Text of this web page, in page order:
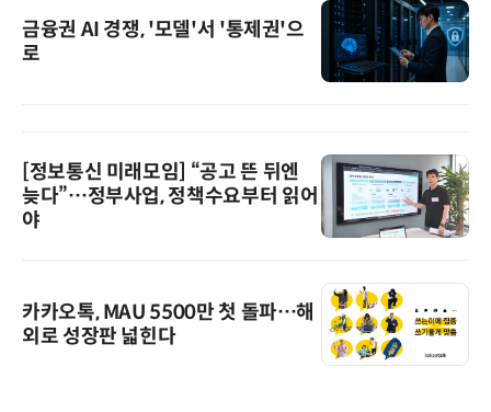
금융권 AI 경쟁, '모델'서 '통제권'으
로
[정보통신 미래모임] “공고 뜬 뒤엔
늦다”…정부사업, 정책수요부터 읽어
야
카카오톡, MAU 5500만 첫 돌파…해
외로 성장판 넓힌다